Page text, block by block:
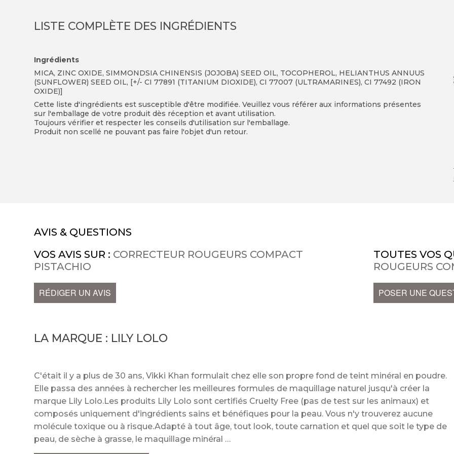
LISTE COMPLÈTE DES INGRÉDIENTS
Ingrédients
MICA, ZINC OXIDE, SIMMONDSIA CHINENSIS (JOJOBA) SEED OIL, TOCOPHEROL, HELIANTHUS ANNUUS
(SUNFLOWER) SEED OIL, [+/- CI 77891 (TITANIUM DIOXIDE), CI 77007 (ULTRAMARINES), CI 77492 (IRON
OXIDE)]
Cette liste d'ingrédients est susceptible d'être modifiée. Veuillez vous référer aux informations présentes
sur l'emballage de votre produit dès réception et avant utilisation.
Toujours vérifier et respecter les conseils d'utilisation sur l'emballage.
Produit non scellé ne pouvant pas faire l'objet d'un retour.
AVIS & QUESTIONS
VOS AVIS SUR : CORRECTEUR ROUGEURS COMPACT
PISTACHIO
RÉDIGER UN AVIS
TOUTES VOS
ROUGEURS
POSER UNE
LA MARQUE : LILY LOLO
C'était il y a plus de 30 ans, Vikki Khan formulait chez elle son propre fond de teint minéral en poudre.
Elle passa des années à rechercher les meilleures formules de maquillage naturel jusqu'à créer la
marque Lily Lolo.Les produits Lily Lolo sont certifiés Cruelty Free (pas de test sur les animaux) et
composés uniquement d'ingrédients sains et bénéfiques pour la peau. Vous n'y trouverez aucune
molécule toxique ou à risque.Adapté à tout âge, tout look, toute carnation et quel que soit le type de
peau, de sèche à grasse, le maquillage minéral